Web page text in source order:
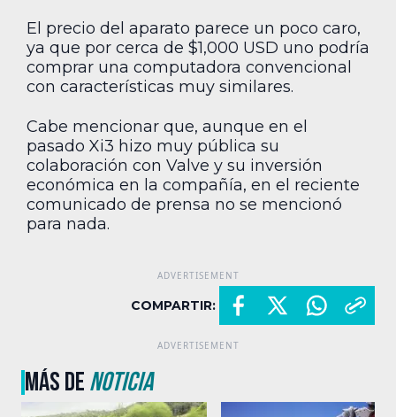
El precio del aparato parece un poco caro,
ya que por cerca de $1,000 USD uno podría
comprar una computadora convencional
con características muy similares.
Cabe mencionar que, aunque en el
pasado Xi3 hizo muy pública su
colaboración con Valve y su inversión
económica en la compañía, en el reciente
comunicado de prensa no se mencionó
para nada.
COMPARTIR:
MÁS DENOTICIA